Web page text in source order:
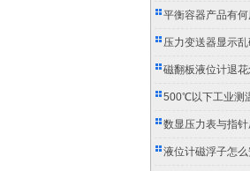
别？
平衡容器产品有何
压力变送器显示
磁翻板液位计退花
500℃以下工业测
双金属温度计？
数显压力表与指
液位计磁浮子怎么